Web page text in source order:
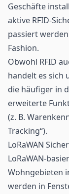
Geschäfte
aktive RFID-
passiert
Fashion.
Obwohl RFID
handelt es sich
die häufiger in
erweiterte
(z. B.
Tracking“).
LoRaWAN
LoRaWAN-
Wohngebieten
werden in